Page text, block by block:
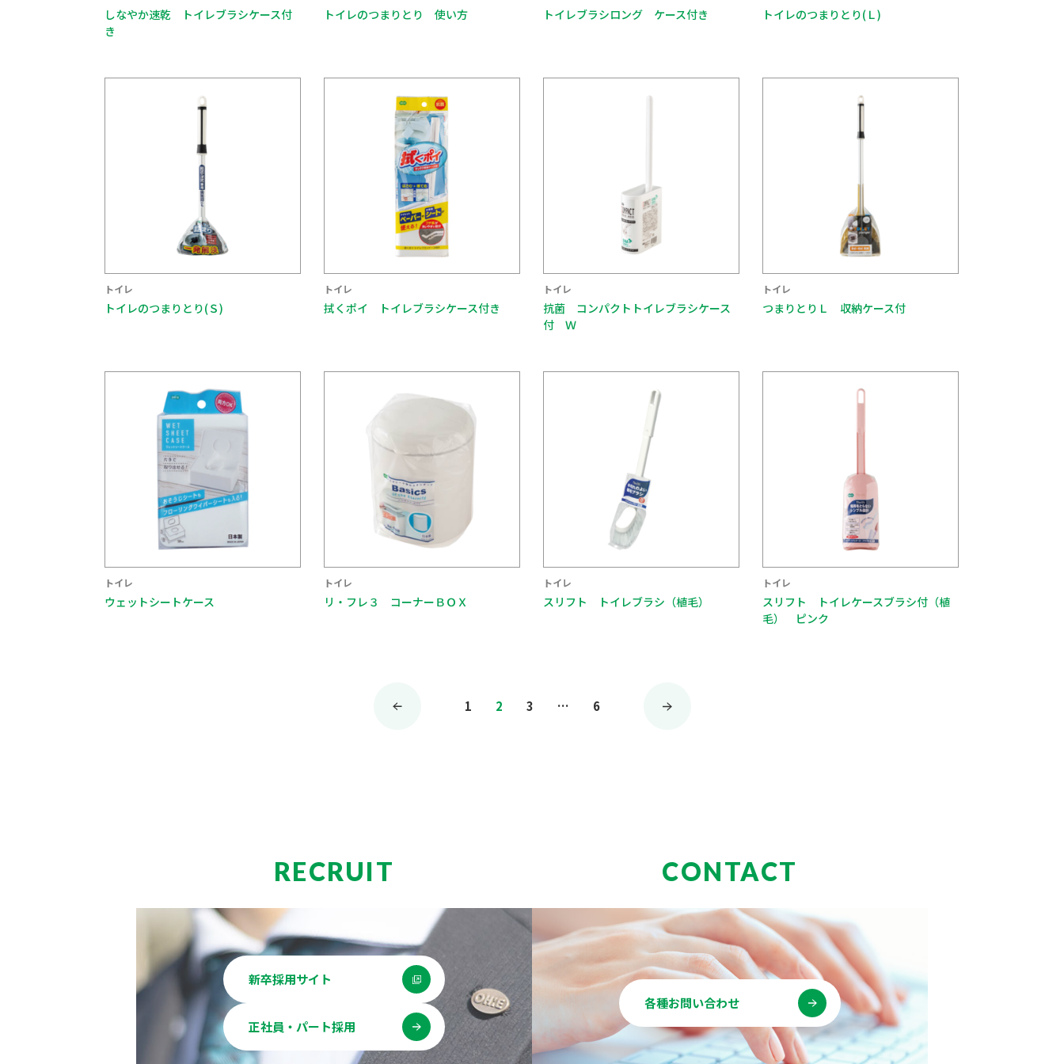
しなやか速乾 トイレブラシケース付
き
トイレのつまりとり 使い方 トイレブラシロング ケース付き トイレのつまりとり(Ｌ)
トイレ
トイレのつまりとり(Ｓ)
トイレ
拭くポイ トイレブラシケース付き
トイレ
抗菌 コンパクトトイレブラシケース
付 Ｗ
トイレ
つまりとりＬ 収納ケース付
トイレ
ウェットシートケース
トイレ
リ・フレ３ コーナーＢＯＸ
トイレ
スリフト トイレブラシ（植毛）
トイレ
スリフト トイレケースブラシ付（植
毛） ピンク
送
1 2 3 … 6
RECRUIT
新卒採用サイト
正社員・パート採用
CONTACT
各種お問い合わせ